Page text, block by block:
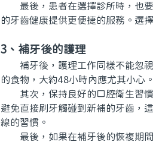
最後，患者在選擇診所時，也要
的牙齒健康提供更便捷的服務。選
3、補牙後的護理
補牙後，護理工作同樣不能忽視
的食物，大約48小時內應尤其小心
其次，保持良好的口腔衛生習慣
避免直接刷牙觸碰到新補的牙齒，
線的習慣。
最後，如果在補牙後的恢複期間